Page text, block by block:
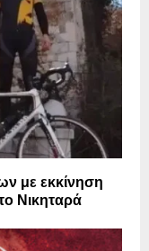
με εκκίνηση
Νικηταρά